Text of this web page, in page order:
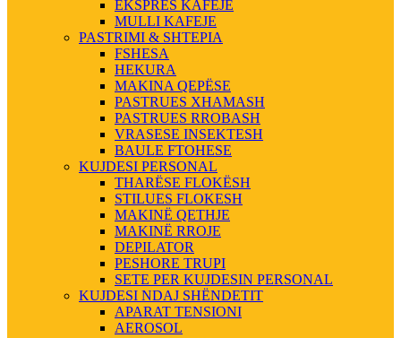
EKSPRES KAFEJE
MULLI KAFEJE
PASTRIMI & SHTEPIA
FSHESA
HEKURA
MAKINA QEPËSE
PASTRUES XHAMASH
PASTRUES RROBASH
VRASESE INSEKTESH
BAULE FTOHESE
KUJDESI PERSONAL
THARËSE FLOKËSH
STILUES FLOKESH
MAKINË QETHJE
MAKINË RROJE
DEPILATOR
PESHORE TRUPI
SETE PER KUJDESIN PERSONAL
KUJDESI NDAJ SHËNDETIT
APARAT TENSIONI
AEROSOL